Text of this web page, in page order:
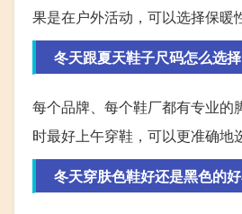
果是在户外活动，可以选择保暖
冬天跟夏天鞋子尺码怎么选
每个品牌、每个鞋厂都有专业
时最好上午穿鞋，可以更准确地
冬天穿肤色鞋好还是黑色的